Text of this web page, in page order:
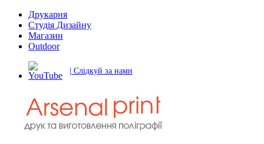
Друкарня
Студія Дизайну
Магазин
Outdoor
| Слідкуй за нами